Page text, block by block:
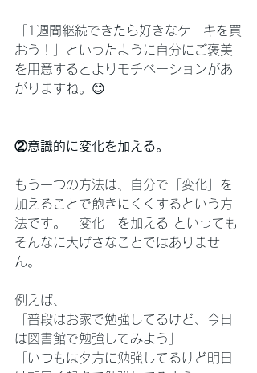
「1週間継続できたら好きなケーキを買
おう！」といったように自分にご褒美
を用意するとよりモチベーションがあ
がりますね。😊
②意識的に変化を加える。
もう一つの方法は、自分で「変化」を
加えることで飽きにくくするという方
法です。「変化」を加える といっても
そんなに大げさなことではありませ
ん。
例えば、
「普段はお家で勉強してるけど、今日
は図書館で勉強してみよう」
「いつもは夕方に勉強してるけど明日